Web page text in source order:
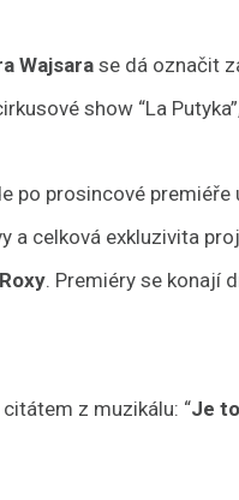
Wajsarase dá označit
show “La
po prosincové
a celková exkluzivita
. Premiéry se konají
z muzikálu: “Je